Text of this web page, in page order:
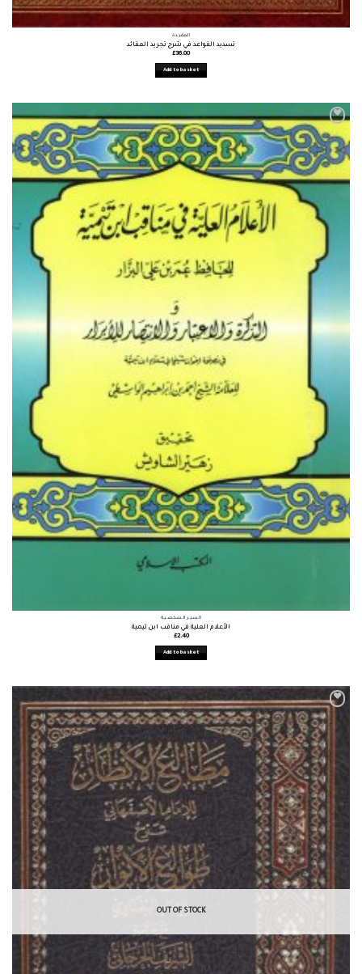
العقيدة
تسديد القواعد في شرح تجريد العقائد
£36.00
Add to basket
السير الشخصية
الأعلام العلية في مناقب ابن تيمية
£2.40
Add to basket
OUT OF STOCK